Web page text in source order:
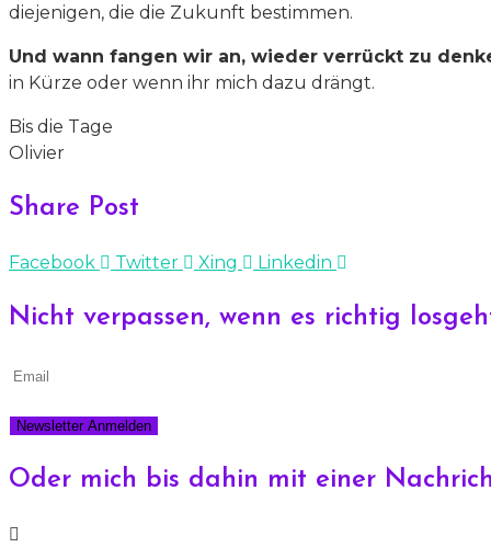
diejenigen, die die Zukunft bestimmen.
Und wann fangen wir an, wieder verrückt zu
in Kürze oder wenn ihr mich dazu drängt.
Bis die Tage
Olivier
Share Post
Facebook Twitter Xing Linkedin
Nicht verpassen, wenn es richtig
Oder mich bis dahin mit einer